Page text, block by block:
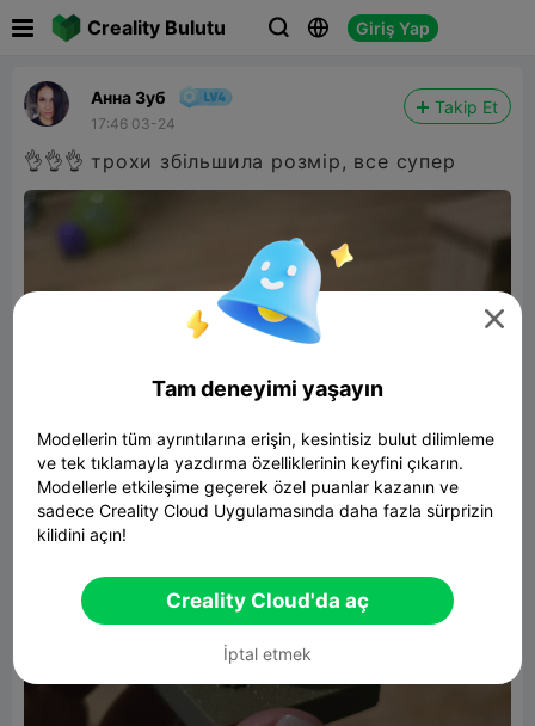
Creality Bulutu   Giriş Yap
Анна Зуб
17:46 03-24
Takip Et
👌👌👌 трохи збільшила розмір, все супер

Tam deneyimi yaşayın
Modellerin tüm ayrıntılarına erişin, kesintisiz bulut dilimleme
ve tek tıklamayla yazdırma özelliklerinin keyfini çıkarın.
Modellerle etkileşime geçerek özel puanlar kazanın ve
sadece Creality Cloud Uygulamasında daha fazla sürprizin
kilidini açın!
Creality Cloud'da aç
İptal etmek